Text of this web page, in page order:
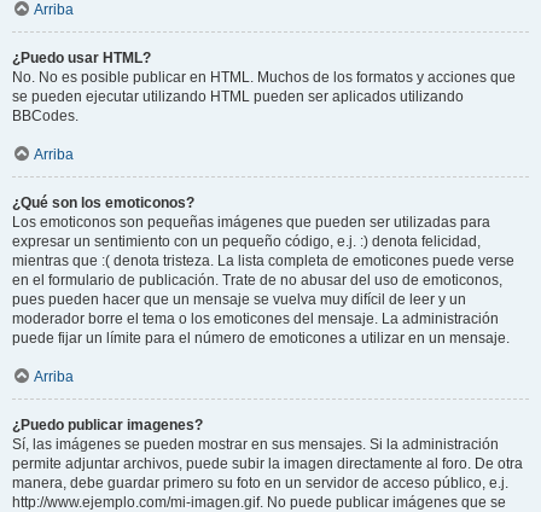
Arriba
¿Puedo usar HTML?
No. No es posible publicar en HTML. Muchos de los formatos y acciones que
se pueden ejecutar utilizando HTML pueden ser aplicados utilizando
BBCodes.
Arriba
¿Qué son los emoticonos?
Los emoticonos son pequeñas imágenes que pueden ser utilizadas para
expresar un sentimiento con un pequeño código, e.j. :) denota felicidad,
mientras que :( denota tristeza. La lista completa de emoticones puede verse
en el formulario de publicación. Trate de no abusar del uso de emoticonos,
pues pueden hacer que un mensaje se vuelva muy difícil de leer y un
moderador borre el tema o los emoticones del mensaje. La administración
puede fijar un límite para el número de emoticones a utilizar en un mensaje.
Arriba
¿Puedo publicar imagenes?
Sí, las imágenes se pueden mostrar en sus mensajes. Si la administración
permite adjuntar archivos, puede subir la imagen directamente al foro. De otra
manera, debe guardar primero su foto en un servidor de acceso público, e.j.
http://www.ejemplo.com/mi-imagen.gif. No puede publicar imágenes que se